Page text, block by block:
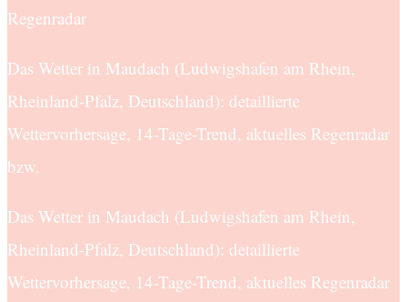
Regenradar
Das Wetter in Maudach (Ludwigshafen am Rhein,
Rheinland-Pfalz, Deutschland): detaillierte
Wettervorhersage, 14-Tage-Trend, aktuelles Regenradar
bzw.
Das Wetter in Maudach (Ludwigshafen am Rhein,
Rheinland-Pfalz, Deutschland): detaillierte
Wettervorhersage, 14-Tage-Trend, aktuelles Regenradar